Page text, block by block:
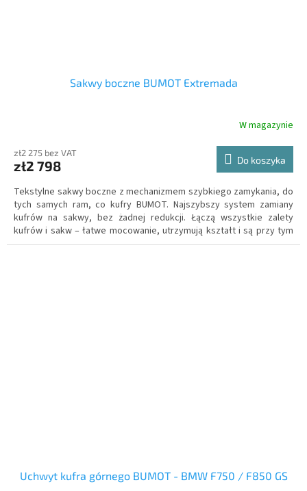
Sakwy boczne BUMOT Extremada
W magazynie
zł2 275 bez VAT
zł2 798 Do koszyka
Tekstylne sakwy boczne z mechanizmem szybkiego zamykania, do
tych samych ram, co kufry BUMOT. Najszybszy system zamiany
kufrów na sakwy, bez żadnej redukcji. Łączą wszystkie zalety
kufrów i sakw – łatwe mocowanie, utrzymują kształt i są przy tym
znacznie lżejsze niż kufry, lepiej nadają się i zapewniają większe
Uchwyt kufra górnego BUMOT - BMW F750 / F850 GS